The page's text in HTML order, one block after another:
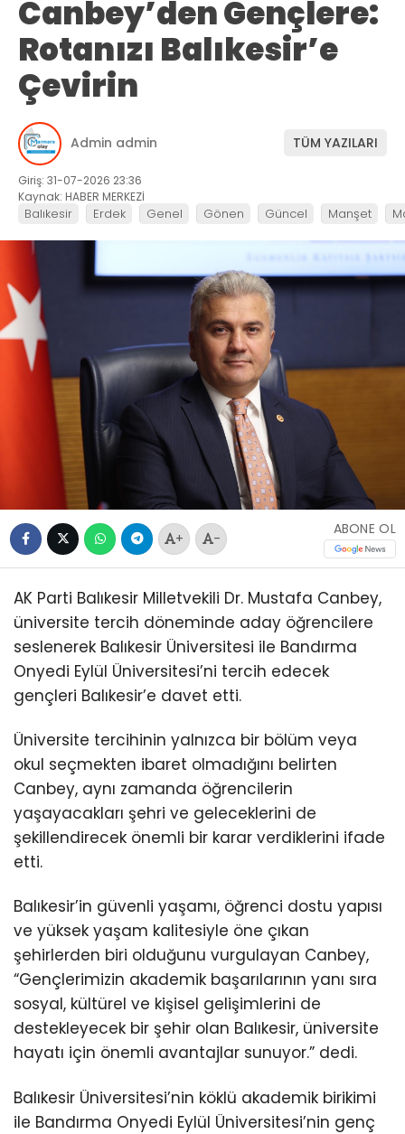
Canbey’den Gençlere:
Rotanızı Balıkesir’e
Çevirin
Admin admin TÜM YAZILARI
Giriş: 31-07-2026 23:36
Kaynak: HABER MERKEZİ
Balıkesir Erdek Genel Gönen Güncel Manşet
+ -
ABONE OL
AK Parti Balıkesir Milletvekili Dr. Mustafa Canbey,
üniversite tercih döneminde aday öğrencilere
seslenerek Balıkesir Üniversitesi ile Bandırma
Onyedi Eylül Üniversitesi’ni tercih edecek
gençleri Balıkesir’e davet etti.
Üniversite tercihinin yalnızca bir bölüm veya
okul seçmekten ibaret olmadığını belirten
Canbey, aynı zamanda öğrencilerin
yaşayacakları şehri ve geleceklerini de
şekillendirecek önemli bir karar verdiklerini ifade
etti.
Balıkesir’in güvenli yaşamı, öğrenci dostu yapısı
ve yüksek yaşam kalitesiyle öne çıkan
şehirlerden biri olduğunu vurgulayan Canbey,
“Gençlerimizin akademik başarılarının yanı sıra
sosyal, kültürel ve kişisel gelişimlerini de
destekleyecek bir şehir olan Balıkesir, üniversite
hayatı için önemli avantajlar sunuyor.” dedi.
Balıkesir Üniversitesi’nin köklü akademik birikimi
ile Bandırma Onyedi Eylül Üniversitesi’nin genç